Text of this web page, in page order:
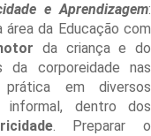
e Aprendizagem:
área da Educação com
da criança e do
da corporeidade nas
em diversos
dentro dos
. Preparar o